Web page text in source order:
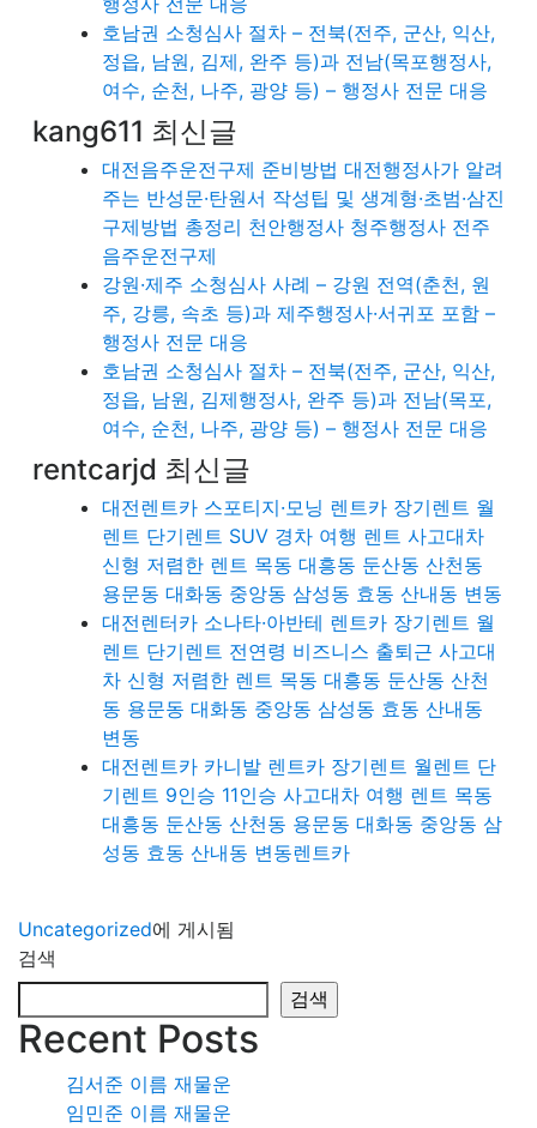
호남권 소청심사 절차 – 전북(전주, 군산, 익산,
정읍, 남원, 김제, 완주 등)과 전남(목포행정사,
여수, 순천, 나주, 광양 등) – 행정사 전문 대응
kang611 최신글
대전음주운전구제 준비방법 대전행정사가 알려
주는 반성문·탄원서 작성팁 및 생계형·초범·삼진
구제방법 총정리 천안행정사 청주행정사 전주
음주운전구제
강원·제주 소청심사 사례 – 강원 전역(춘천, 원
주, 강릉, 속초 등)과 제주행정사·서귀포 포함 –
행정사 전문 대응
호남권 소청심사 절차 – 전북(전주, 군산, 익산,
정읍, 남원, 김제행정사, 완주 등)과 전남(목포,
여수, 순천, 나주, 광양 등) – 행정사 전문 대응
rentcarjd 최신글
대전렌트카 스포티지·모닝 렌트카 장기렌트 월
렌트 단기렌트 SUV 경차 여행 렌트 사고대차
신형 저렴한 렌트 목동 대흥동 둔산동 산천동
용문동 대화동 중앙동 삼성동 효동 산내동 변동
대전렌터카 소나타·아반테 렌트카 장기렌트 월
렌트 단기렌트 전연령 비즈니스 출퇴근 사고대
차 신형 저렴한 렌트 목동 대흥동 둔산동 산천
동 용문동 대화동 중앙동 삼성동 효동 산내동
변동
대전렌트카 카니발 렌트카 장기렌트 월렌트 단
기렌트 9인승 11인승 사고대차 여행 렌트 목동
대흥동 둔산동 산천동 용문동 대화동 중앙동 삼
성동 효동 산내동 변동렌트카
Uncategorized에 게시됨
검색
검색
Recent Posts
김서준 이름 재물운
임민준 이름 재물운